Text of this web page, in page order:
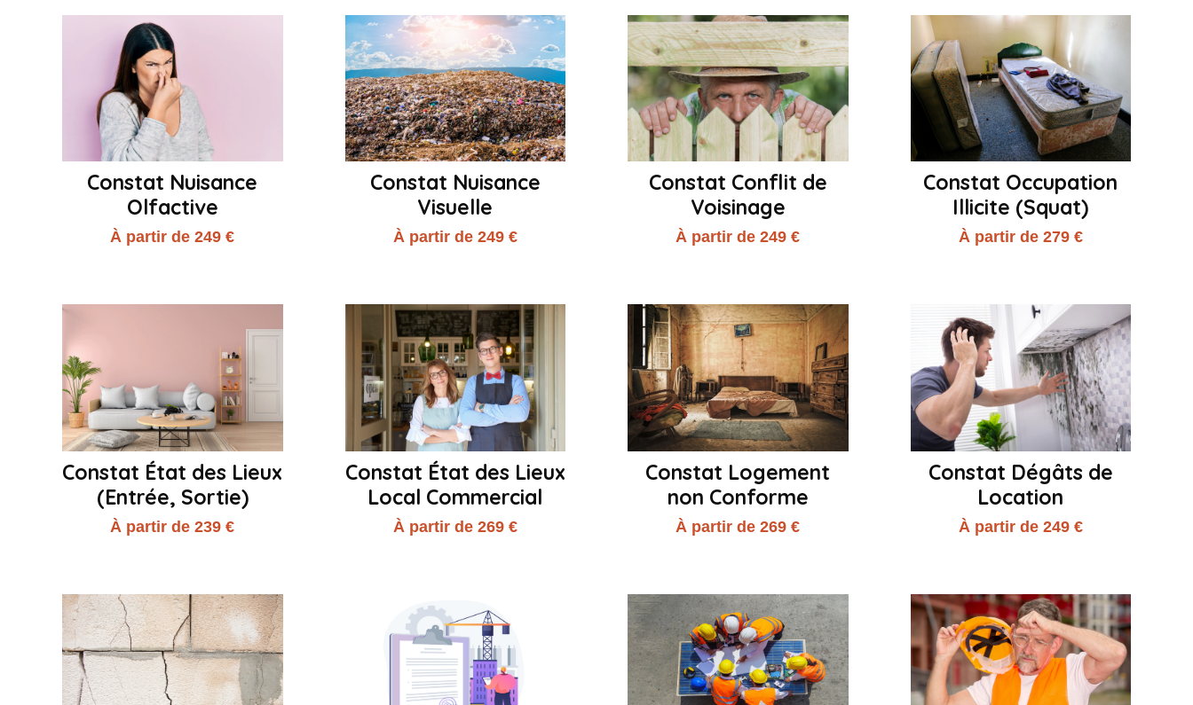
Constat Nuisance
Olfactive
À partir de 249 €
Constat Nuisance
Visuelle
À partir de 249 €
Constat Conflit de
Voisinage
À partir de 249 €
Constat Occupation
Illicite (Squat)
À partir de 279 €
Constat État des Lieux
(Entrée, Sortie)
À partir de 239 €
Constat État des Lieux
Local Commercial
À partir de 269 €
Constat Logement
non Conforme
À partir de 269 €
Constat Dégâts de
Location
À partir de 249 €